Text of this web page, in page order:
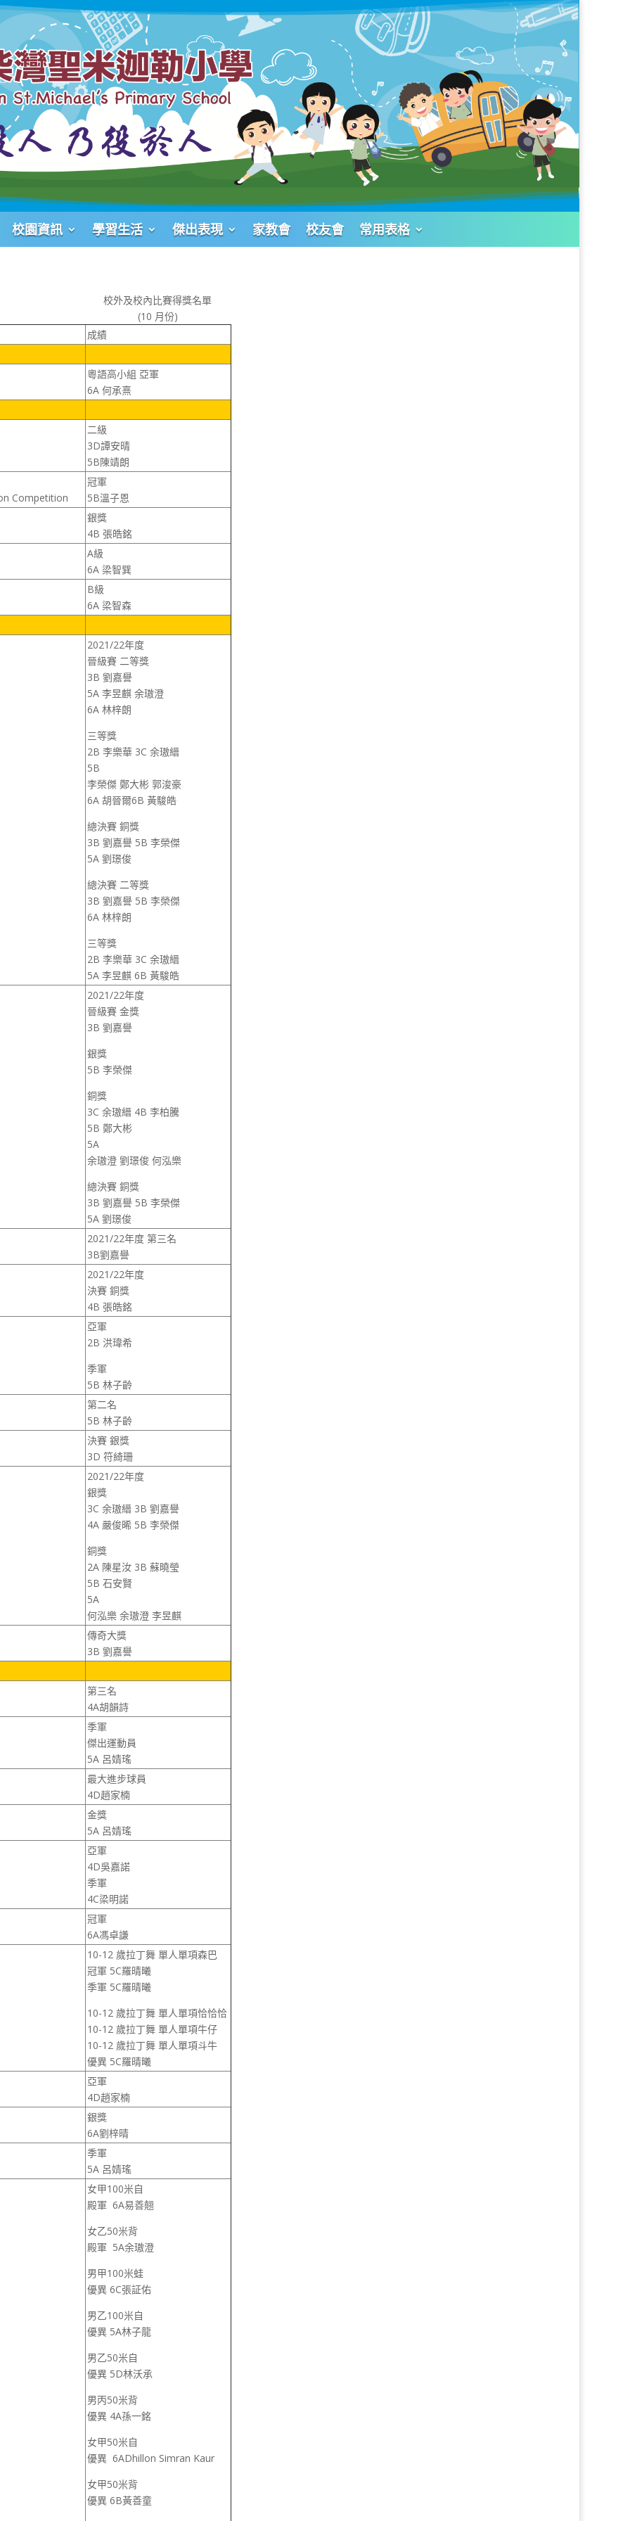
校園資訊 學習生活 傑出表現 家教會 校友會 常用表格
校外及校內比賽得獎名單
(10 月份)
成績
粵語高小組 亞軍
6A 何承熹
二級
3D譚安晴
5B陳靖朗
Competition
冠軍
5B溫子恩
銀獎
4B 張皓銘
A級
6A 梁智巽
B級
6A 梁智森
2021/22年度
晉級賽 二等獎
3B 劉嘉譽
5A 李昱麒 余璈澄
6A 林梓朗
三等獎
2B 李樂華 3C 余璈縉
5B
李榮傑 鄭大彬 郭浚豪
6A 胡晉爾6B 黃駿皓
總決賽 銅獎
3B 劉嘉譽 5B 李榮傑
5A 劉璟俊
總決賽 二等獎
3B 劉嘉譽 5B 李榮傑
6A 林梓朗
三等獎
2B 李樂華 3C 余璈縉
5A 李昱麒 6B 黃駿皓
2021/22年度
晉級賽 金獎
3B 劉嘉譽
銀獎
5B 李榮傑
銅獎
3C 余璈縉 4B 李柏騰
5B 鄭大彬
5A
余璈澄 劉璟俊 何泓樂
總決賽 銅獎
3B 劉嘉譽 5B 李榮傑
5A 劉璟俊
2021/22年度 第三名
3B劉嘉譽
2021/22年度
決賽 銅獎
4B 張皓銘
亞軍
2B 洪瑋希
季軍
5B 林子齡
第二名
5B 林子齡
決賽 銀獎
3D 符綺珊
2021/22年度
銀獎
3C 余璈縉 3B 劉嘉譽
4A 嚴俊晞 5B 李榮傑
銅獎
2A 陳星汝 3B 蘇曉瑩
5B 石安賢
5A
何泓樂 余璈澄 李昱麒
傳奇大獎
3B 劉嘉譽
第三名
4A胡韻詩
季軍
傑出運動員
5A 呂婧瑤
最大進步球員
4D趙家楠
金獎
5A 呂婧瑤
亞軍
4D吳嘉諾
季軍
4C梁明諾
冠軍
6A馮卓謙
10-12 歲拉丁舞 單人單項森巴
冠軍 5C羅晴曦
季軍 5C羅晴曦
10-12 歲拉丁舞 單人單項恰恰恰
10-12 歲拉丁舞 單人單項牛仔
10-12 歲拉丁舞 單人單項斗牛
優異 5C羅晴曦
亞軍
4D趙家楠
銀獎
6A劉梓晴
季軍
5A 呂婧瑤
女甲100米自
殿軍 6A易善翹
女乙50米背
殿軍 5A余璈澄
男甲100米蛙
優異 6C張証佑
男乙100米自
優異 5A林子龍
男乙50米自
優異 5D林沃承
男丙50米背
優異 4A孫一銘
女甲50米自
優異 6ADhillon Simran Kaur
女甲50米背
優異 6B黃善童